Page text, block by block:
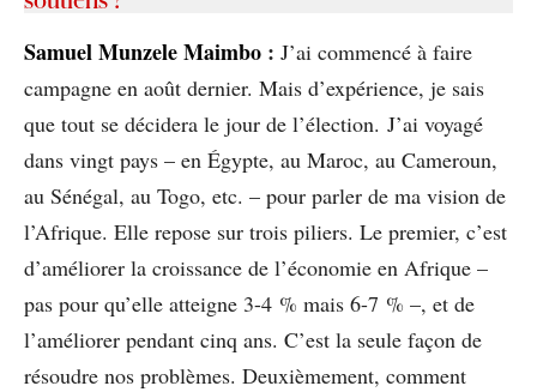
Samuel Munzele Maimbo : J’ai commencé à faire
campagne en août dernier. Mais d’expérience, je sais
que tout se décidera le jour de l’élection. J’ai voyagé
dans vingt pays – en Égypte, au Maroc, au Cameroun,
au Sénégal, au Togo, etc. – pour parler de ma vision de
l’Afrique. Elle repose sur trois piliers. Le premier, c’est
d’améliorer la croissance de l’économie en Afrique –
pas pour qu’elle atteigne 3-4 % mais 6-7 % –, et de
l’améliorer pendant cinq ans. C’est la seule façon de
résoudre nos problèmes. Deuxièmement, comment